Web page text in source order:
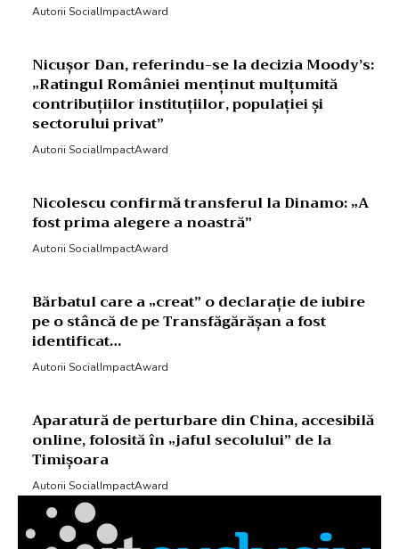
Autorii SocialImpactAward
Nicușor Dan, referindu-se la decizia Moody’s:
„Ratingul României menținut mulțumită
contribuțiilor instituțiilor, populației și
sectorului privat”
Autorii SocialImpactAward
Nicolescu confirmă transferul la Dinamo: „A
fost prima alegere a noastră”
Autorii SocialImpactAward
Bărbatul care a „creat” o declarație de iubire
pe o stâncă de pe Transfăgărășan a fost
identificat…
Autorii SocialImpactAward
Aparatură de perturbare din China, accesibilă
online, folosită în „jaful secolului” de la
Timișoara
Autorii SocialImpactAward